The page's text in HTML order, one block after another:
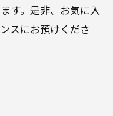
す。是非、お気に入
スにお預けくださ